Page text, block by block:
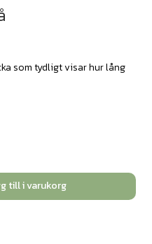
som tydligt visar hur lång
till i varukorg